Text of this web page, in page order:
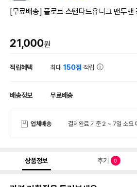
[무료배송] 플로트 스탠다드유니크 맨투맨
21,000원
적립혜택 최대150점 적립
배송정보 무료배송
업체배송 결제완료 기준 2 ~ 7일 소요
상품정보 후기 0